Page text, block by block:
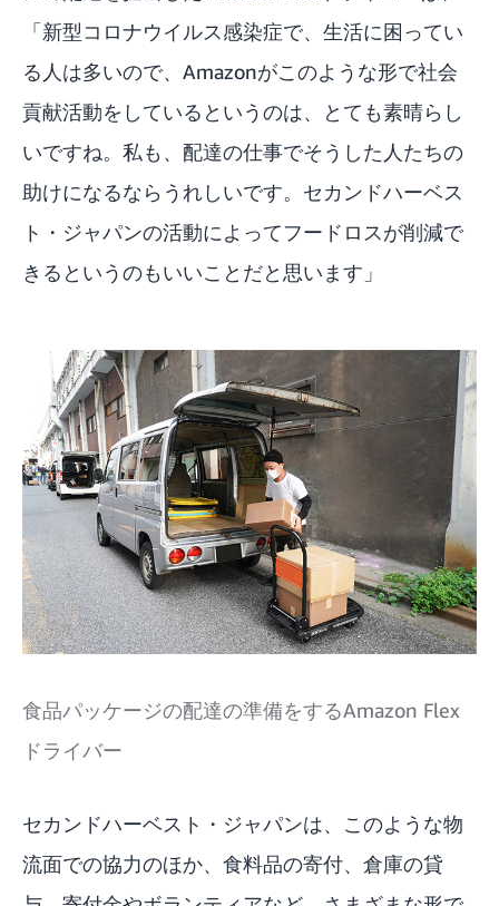
「新型コロナウイルス感染症で、生活に困ってい
る人は多いので、Amazonがこのような形で社会
貢献活動をしているというのは、とても素晴らし
いですね。私も、配達の仕事でそうした人たちの
助けになるならうれしいです。セカンドハーベス
ト・ジャパンの活動によってフードロスが削減で
きるというのもいいことだと思います」
食品パッケージの配達の準備をするAmazon Flex
ドライバー
セカンドハーベスト・ジャパンは、このような物
流面での協力のほか、食料品の寄付、倉庫の貸